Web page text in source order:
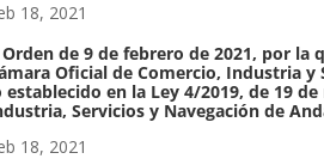
18, 2021
Orden de 9 de febrero de 2021, por la
Oficial de Comercio, Industria y
establecido en la Ley 4/2019, de 19
Servicios y Navegación de
18, 2021